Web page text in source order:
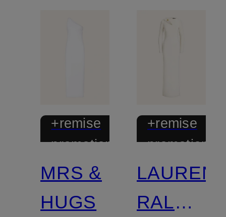
+remise
promotionnelle
MRS &
HUGS
+remise
LAUREN
RALPH